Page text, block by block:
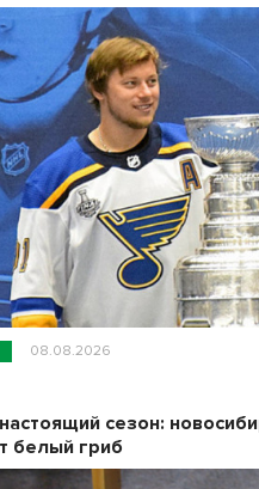
08.08.2026
сезон:
белый гриб